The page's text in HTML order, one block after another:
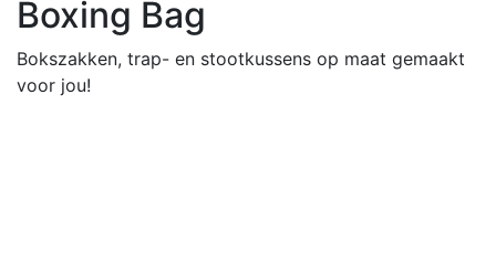
Boxing Bag
Bokszakken, trap- en stootkussens op maat gemaakt
voor jou!